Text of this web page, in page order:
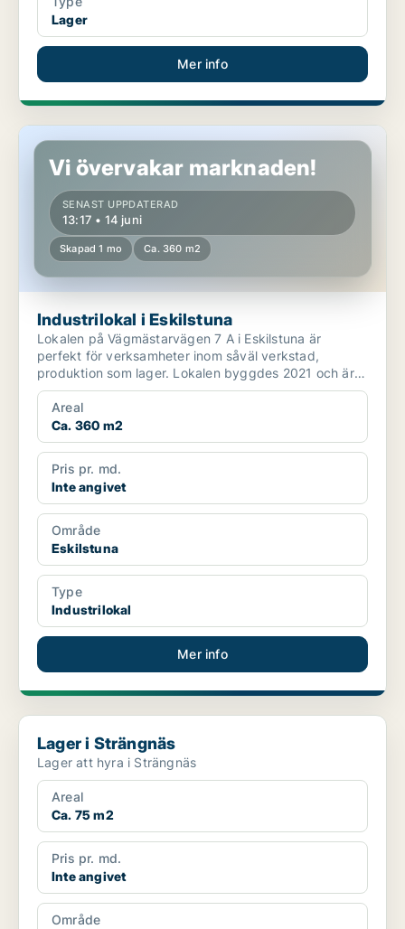
Lager
Mer info
Industrilokal i Eskilstuna
Vi övervakar marknaden!
SENAST UPPDATERAD
13:17 • 14 juni
Skapad 1 mo Ca. 360 m2
Industrilokal i Eskilstuna
Lokalen på Vägmästarvägen 7 A i Eskilstuna är
perfekt för verksamheter inom såväl verkstad,
produktion som lager. Lokalen byggdes 2021 och är i
toppskick ...
Areal
Ca. 360 m2
Pris pr. md.
Inte angivet
Område
Eskilstuna
Type
Industrilokal
Mer info
Lager i Strängnäs
Lager i Strängnäs
Lager att hyra i Strängnäs
Areal
Ca. 75 m2
Pris pr. md.
Inte angivet
Område